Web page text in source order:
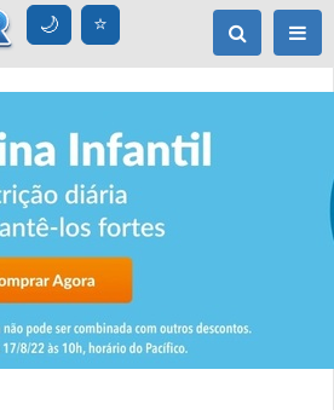
🌙 ⭐